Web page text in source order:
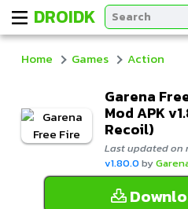
DROIDK
Home Games Action
Garena
Mod APK
Recoil)
Last updated on
v1.80.0 by